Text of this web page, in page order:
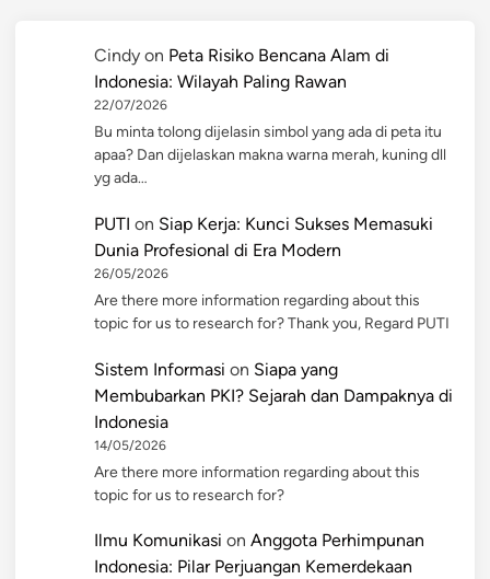
Cindy on Peta Risiko Bencana Alam di
Indonesia: Wilayah Paling Rawan
22/07/2026
Bu minta tolong dijelasin simbol yang ada di peta itu
apaa? Dan dijelaskan makna warna merah, kuning dll
yg ada…
PUTI on Siap Kerja: Kunci Sukses Memasuki
Dunia Profesional di Era Modern
26/05/2026
Are there more information regarding about this
topic for us to research for? Thank you, Regard PUTI
Sistem Informasi on Siapa yang
Membubarkan PKI? Sejarah dan Dampaknya di
Indonesia
14/05/2026
Are there more information regarding about this
topic for us to research for?
Ilmu Komunikasi on Anggota Perhimpunan
Indonesia: Pilar Perjuangan Kemerdekaan